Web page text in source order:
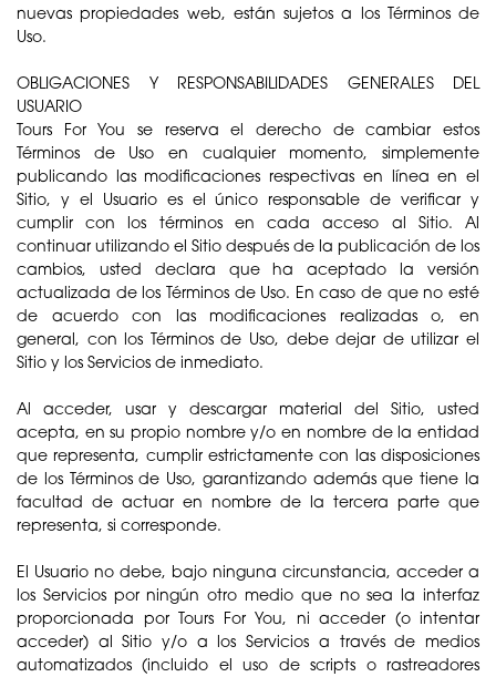
nuevas propiedades web, están sujetos a los Términos de
Uso.
OBLIGACIONES Y RESPONSABILIDADES GENERALES DEL
USUARIO
Tours For You se reserva el derecho de cambiar estos
Términos de Uso en cualquier momento, simplemente
publicando las modificaciones respectivas en línea en el
Sitio, y el Usuario es el único responsable de verificar y
cumplir con los términos en cada acceso al Sitio. Al
continuar utilizando el Sitio después de la publicación de los
cambios, usted declara que ha aceptado la versión
actualizada de los Términos de Uso. En caso de que no esté
de acuerdo con las modificaciones realizadas o, en
general, con los Términos de Uso, debe dejar de utilizar el
Sitio y los Servicios de inmediato.
Al acceder, usar y descargar material del Sitio, usted
acepta, en su propio nombre y/o en nombre de la entidad
que representa, cumplir estrictamente con las disposiciones
de los Términos de Uso, garantizando además que tiene la
facultad de actuar en nombre de la tercera parte que
representa, si corresponde.
El Usuario no debe, bajo ninguna circunstancia, acceder a
los Servicios por ningún otro medio que no sea la interfaz
proporcionada por Tours For You, ni acceder (o intentar
acceder) al Sitio y/o a los Servicios a través de medios
automatizados (incluido el uso de scripts o rastreadores